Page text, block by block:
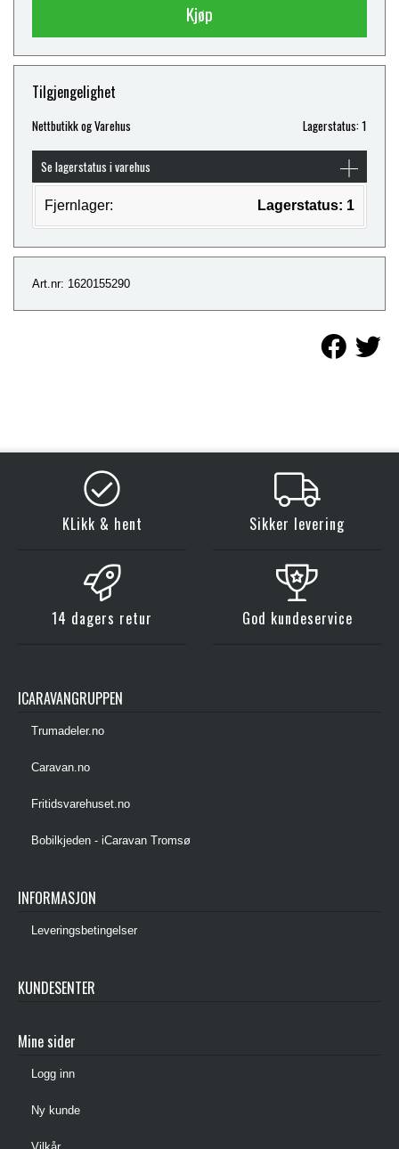
Kjøp
Tilgjengelighet
Nettbutikk og Varehus Lagerstatus: 1
Se lagerstatus i varehus
Fjernlager: Lagerstatus: 1
Art.nr: 1620155290
KLikk & hent Sikker levering
14 dagers retur God kundeservice
ICARAVANGRUPPEN
Trumadeler.no
Caravan.no
Fritidsvarehuset.no
Bobilkjeden - iCaravan Tromsø
INFORMASJON
Leveringsbetingelser
KUNDESENTER
Mine sider
Logg inn
Ny kunde